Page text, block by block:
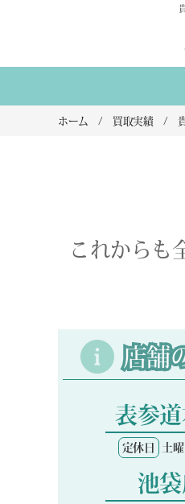
ホーム 買取実績
これからも
店舗
表参
定休日 土
池